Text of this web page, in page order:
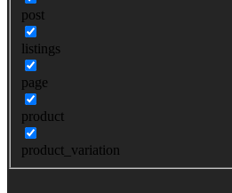
post
listings
page
product
product_variation